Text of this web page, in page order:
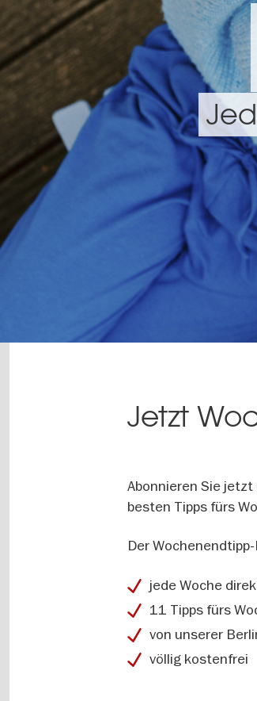
Jetzt
Abonnieren Sie jetzt
besten Tipps fürs
Der
jede Woche
11 Tipps fürs
von unserer
völlig kostenfrei